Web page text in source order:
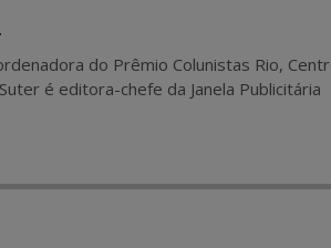
do Prêmio Colunistas Rio,
é editora-chefe da Janela Publicitária